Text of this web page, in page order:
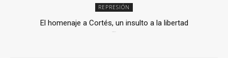
REPRESIÓN
El homenaje a Cortés, un insulto a la libertad